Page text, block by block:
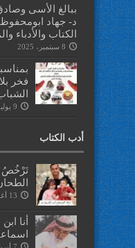
ببالغ الأسى
د- جهاد
الكتاب والأدباء
8 سبتمبر، 2025
فخر
9 يوليو، 2025
أدب الكتاب
تَرْخُصُ
13 أغسطس، 2025
أنا